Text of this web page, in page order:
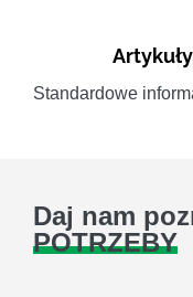
Artykuły
Standardowe
Daj nam
POTRZEBY